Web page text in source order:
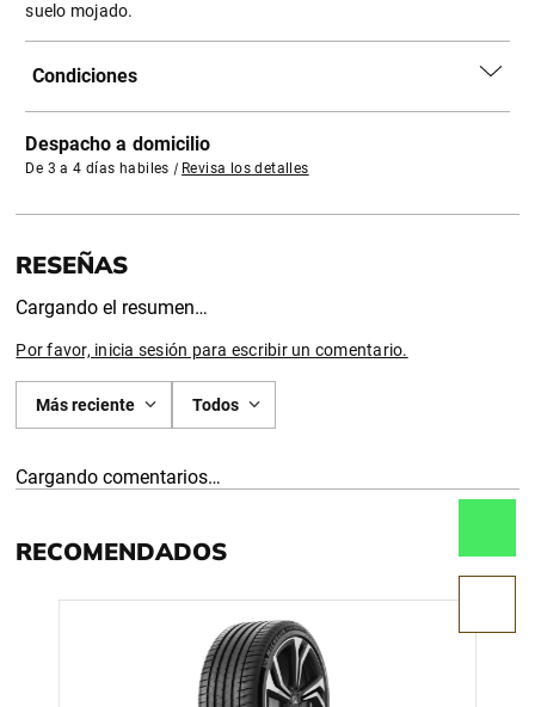
suelo mojado.
Condiciones
Despacho a domicilio
De 3 a 4 días habiles | Revisa los detalles
Cargando el resumen…
Por favor, inicia sesión para escribir un comentario.
Más reciente Todos
Cargando comentarios…
RECOMENDADOS